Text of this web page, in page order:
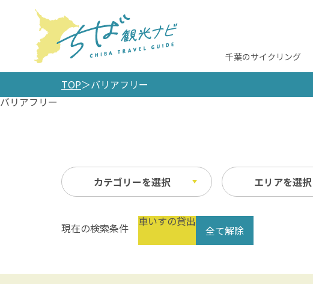
千葉のサイクリング
TOP
バリアフリー
バリアフリー
カテゴリーを選択 エリアを選択
観光施設 宿泊施設
オストメイト対応トイレ エレベーター
未選択 500m以内
現在の検索条件 車いすの貸出
全て解除